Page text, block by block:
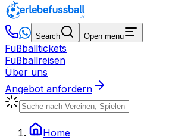
Search Open menu
Fußballtickets
Fußballreisen
Über uns
Angebot anfordern
Home